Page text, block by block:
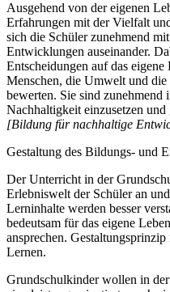
Ausgehend von der eigenen
Erfahrungen mit der Vielfalt
sich die Schüler zunehmend
Entwicklungen auseinander.
Entscheidungen auf das
Menschen, die Umwelt und
bewerten. Sie sind zunehmend
Nachhaltigkeit einzusetzen
[Bildung für nachhaltige
Gestaltung des Bildungs- und
Der Unterricht in der
Erlebniswelt der Schüler an
Lerninhalte werden besser
bedeutsam für das eigene
ansprechen.
Lernen.
Grundschulkinder wollen in